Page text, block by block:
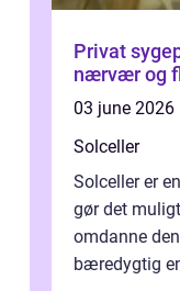
Privat
nærvær og
03 june 2026
Solceller
Solceller er
gør det
omdanne
bæredygtig